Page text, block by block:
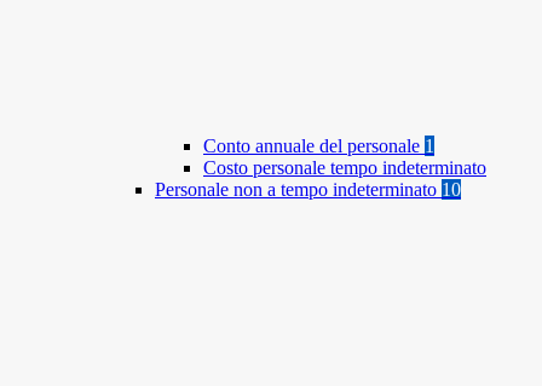
Conto annuale del personale 1
Costo personale tempo indeterminato
Personale non a tempo indeterminato 10